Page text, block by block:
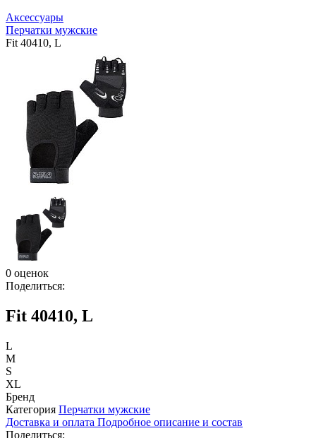
Аксессуары
Перчатки мужские
Fit 40410, L
0 оценок
Поделиться:
Fit 40410, L
L
M
S
XL
Бренд
Категория Перчатки мужские
Доставка и оплата Подробное описание и состав
Поделиться: